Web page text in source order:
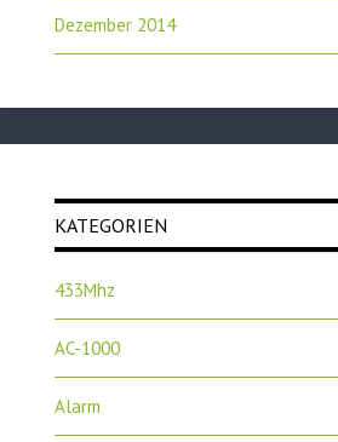
Dezember 2014
KATEGORIEN
433Mhz
AC-1000
Alarm